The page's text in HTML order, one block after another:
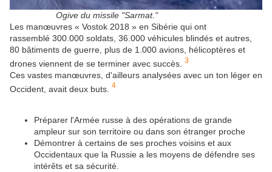
Ogive du missile "Sarmat."
Les manœuvres « Vostok 2018 » en Sibérie qui ont
rassemblé 300.000 soldats, 36.000 véhicules blindés et autres,
80 bâtiments de guerre, plus de 1.000 avions, hélicoptères et
drones viennent de se terminer avec succès.
3
Ces vastes manœuvres, d'ailleurs analysées avec un ton léger en
Occident, avait deux buts.
4
Préparer l'Armée russe à des opérations de grande
ampleur sur son territoire ou dans son étranger proche
Démontrer à certains de ses proches voisins et aux
Occidentaux que la Russie a les moyens de défendre ses
intérêts et sa sécurité.